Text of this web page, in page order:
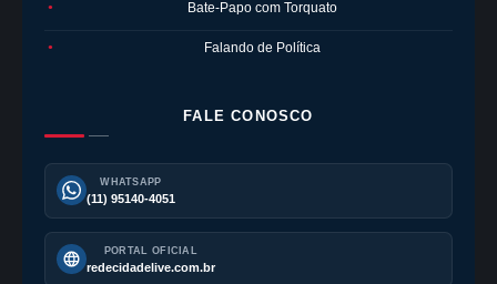
● Bate-Papo com Torquato
● Falando de Política
FALE CONOSCO
WHATSAPP
(11) 95140-4051
PORTAL OFICIAL
redecidadelive.com.br